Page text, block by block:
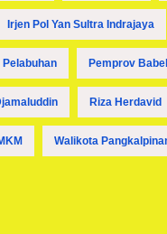
Irjen Pol Yan Sultra Indrajaya
Pelabuhan Pemprov Babel
Riza Herdavid
Walikota